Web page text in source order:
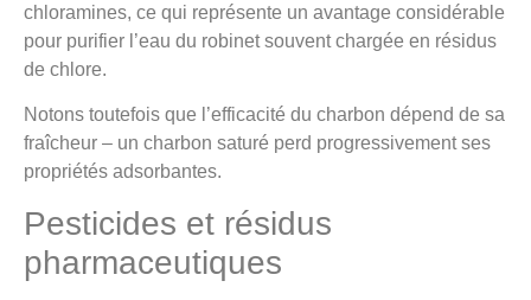
chloramines, ce qui représente un avantage considérable
pour purifier l’eau du robinet souvent chargée en résidus
de chlore.
Notons toutefois que l’efficacité du charbon dépend de sa
fraîcheur – un charbon saturé perd progressivement ses
propriétés adsorbantes.
Pesticides et résidus
pharmaceutiques